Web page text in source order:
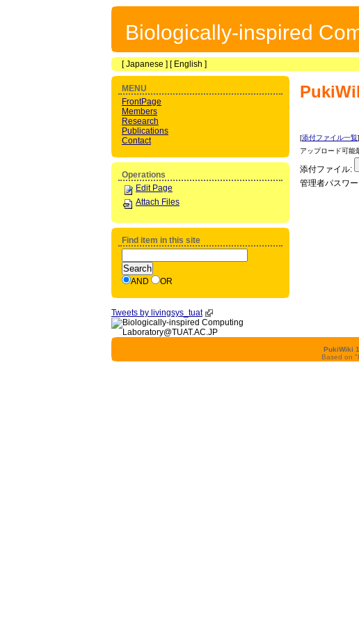
Biologically-inspired
[Japanese ] [ English ]
[添付ファイル一覧
アップロード可能
添付ファイル:
管理者パスワ
MENU
FrontPage
Members
Research
Publications
Contact
Operations
Edit Page
Attach Files
Find item in this site
AND OR
Tweets by livingsys_tuat
PukiWiki
Based on